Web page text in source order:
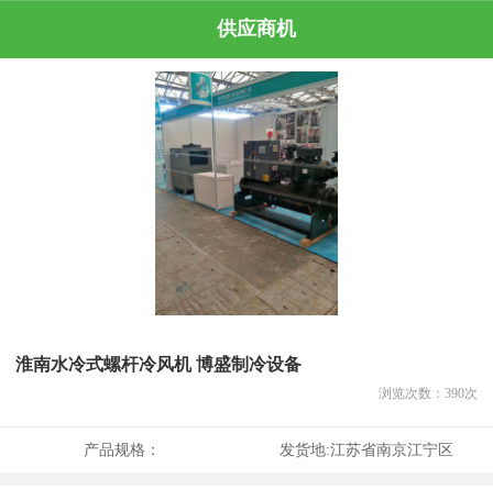
供应商机
淮南水冷式螺杆冷风机 博盛制冷设备
浏览次数： 390次
产品规格： 发货地:江苏省南京江宁区